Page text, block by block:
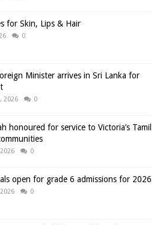
for Skin, Lips & Hair
0
Minister arrives in Sri Lanka for
2026 0
honoured for service to Victoria’s Tamil
0
open for grade 6 admissions for 2026
0